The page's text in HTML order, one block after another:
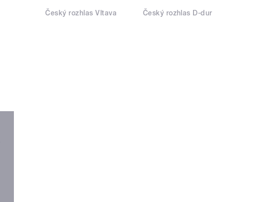
Český rozhlas Vltava Český rozhlas D-dur